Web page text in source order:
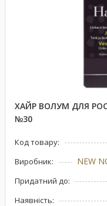
ХАЙР ВОЛУМ ДЛЯ
№30
Код товару:
Виробник: NEW
Придатний до:
Наявність: